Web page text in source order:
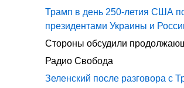
Трамп в день 250-летия США
президентами Украины и
Стороны обсудили
Радио Свобода
Зеленский после разговора с